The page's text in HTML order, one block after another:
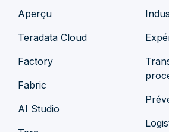
Aperçu
Teradata Cloud
Factory
Fabric
AI Studio